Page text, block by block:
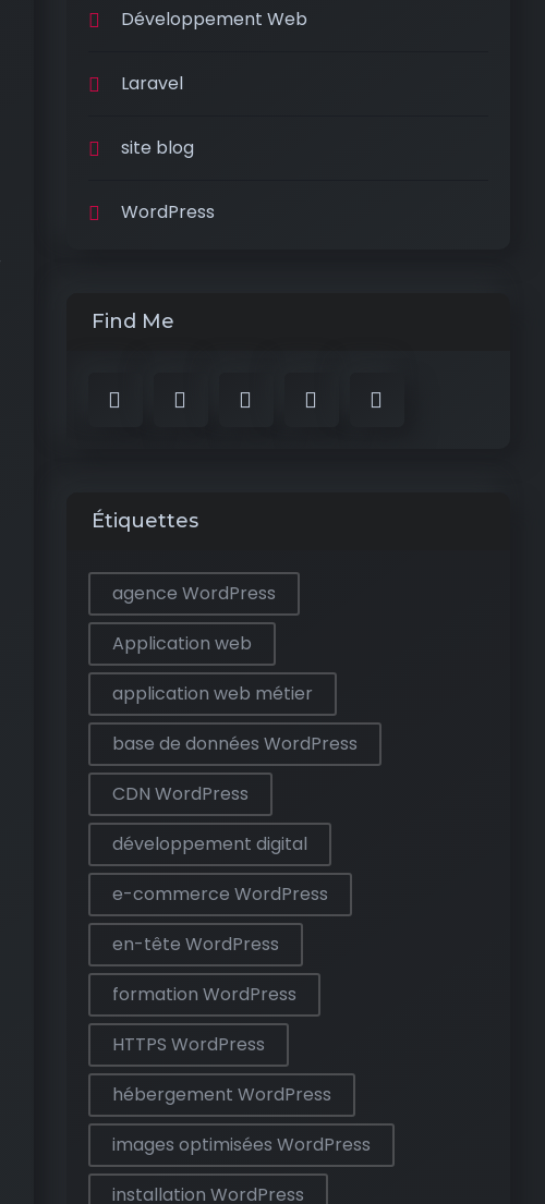
Développement Web
Laravel
site blog
WordPress
Find Me
Étiquettes
agence WordPress
Application web
application web métier
base de données WordPress
CDN WordPress
développement digital
e-commerce WordPress
en-tête WordPress
formation WordPress
HTTPS WordPress
hébergement WordPress
images optimisées WordPress
installation WordPress